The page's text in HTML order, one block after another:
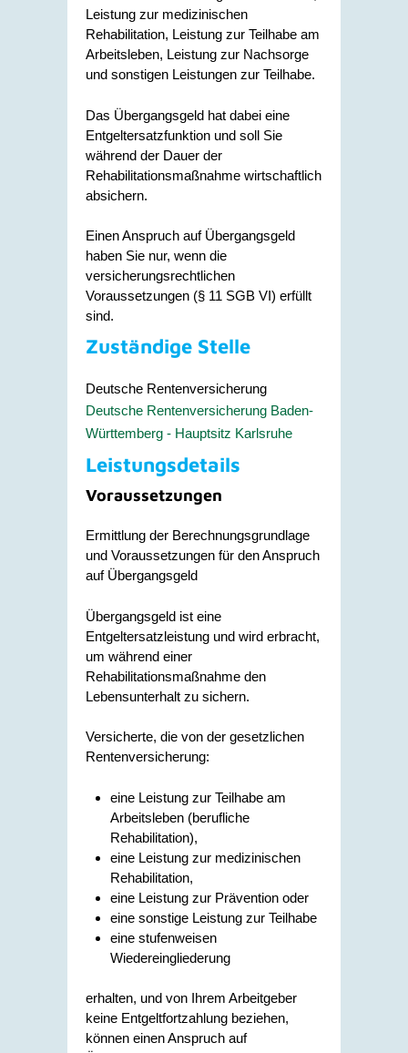
Leistung zur medizinischen
Rehabilitation, Leistung zur Teilhabe am
Arbeitsleben, Leistung zur Nachsorge
und sonstigen Leistungen zur Teilhabe.
Das Übergangsgeld hat dabei eine
Entgeltersatzfunktion und soll Sie
während der Dauer der
Rehabilitationsmaßnahme wirtschaftlich
absichern.
Einen Anspruch auf Übergangsgeld
haben Sie nur, wenn die
versicherungsrechtlichen
Voraussetzungen (§ 11 SGB VI) erfüllt
sind.
Zuständige Stelle
Deutsche Rentenversicherung
Deutsche Rentenversicherung Baden-
Württemberg - Hauptsitz Karlsruhe
Leistungsdetails
Voraussetzungen
Ermittlung der Berechnungsgrundlage
und Voraussetzungen für den Anspruch
auf Übergangsgeld
Übergangsgeld ist eine
Entgeltersatzleistung und wird erbracht,
um während einer
Rehabilitationsmaßnahme den
Lebensunterhalt zu sichern.
Versicherte, die von der gesetzlichen
Rentenversicherung:
eine Leistung zur Teilhabe am
Arbeitsleben (berufliche
Rehabilitation),
eine Leistung zur medizinischen
Rehabilitation,
eine Leistung zur Prävention oder
eine sonstige Leistung zur Teilhabe
eine stufenweisen
Wiedereingliederung
erhalten, und von Ihrem Arbeitgeber
keine Entgeltfortzahlung beziehen,
können einen Anspruch auf